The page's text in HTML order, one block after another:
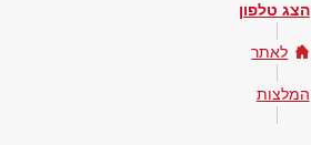
הצג טלפון
לאתר
המלצות